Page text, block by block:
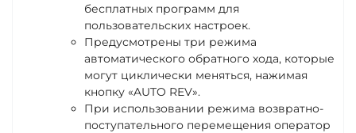
бесплатных программ для
пользовательских настроек.
Предусмотрены три режима
автоматического обратного хода, которые
могут циклически меняться, нажимая
кнопку «AUTO REV».
При использовании режима возвратно-
поступательного перемещения оператор